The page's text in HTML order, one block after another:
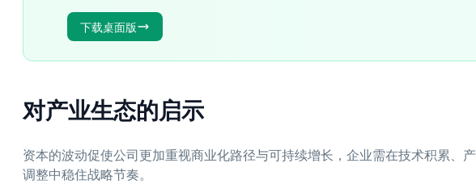
下载桌面版
对产业生态的启示
资本的波动促使公司更加重视商业化路径与可持续增长，企业需在技术积累、
调整中稳住战略节奏。